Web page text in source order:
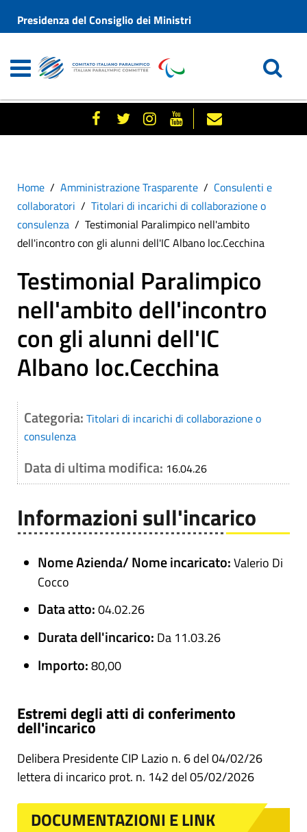
Presidenza del Consiglio dei Ministri
Home Amministrazione Trasparente
Consulenti e
collaboratori
Titolari di incarichi di collaborazione o
consulenza
Testimonial Paralimpico nell'ambito
dell'incontro con gli alunni dell'IC Albano loc.Cecchina
Testimonial Paralimpico
nell'ambito dell'incontro
con gli alunni dell'IC
Albano loc.Cecchina
Categoria: Titolari di incarichi di collaborazione o
consulenza
Data di ultima modifica: 16.04.26
Informazioni sull'incarico
Nome Azienda/ Nome incaricato:Valerio Di
Cocco
Data atto:04.02.26
Durata dell'incarico: Da 11.03.26
Importo:80,00
Estremi degli atti di conferimento
dell'incarico
Delibera Presidente CIP Lazio n. 6 del 04/02/26
lettera di incarico prot. n. 142 del 05/02/2026
DOCUMENTAZIONI E LINK